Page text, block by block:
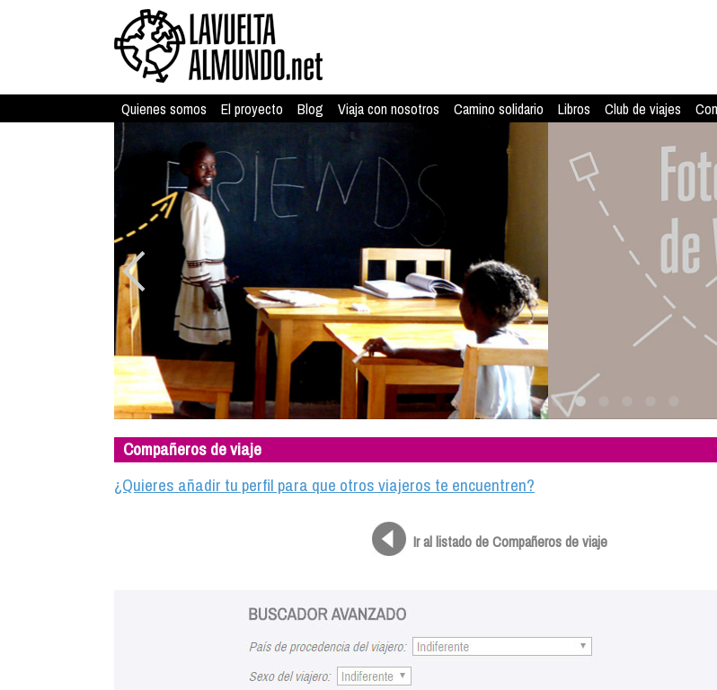
Quienes somos El proyecto Blog Viaja con nosotros Camino solidario Libros Club de viajes
Compañeros de viaje
¿Quieres añadir tu perfil para que otros viajeros te encuentren?
Ir al listado de Compañeros de viaje